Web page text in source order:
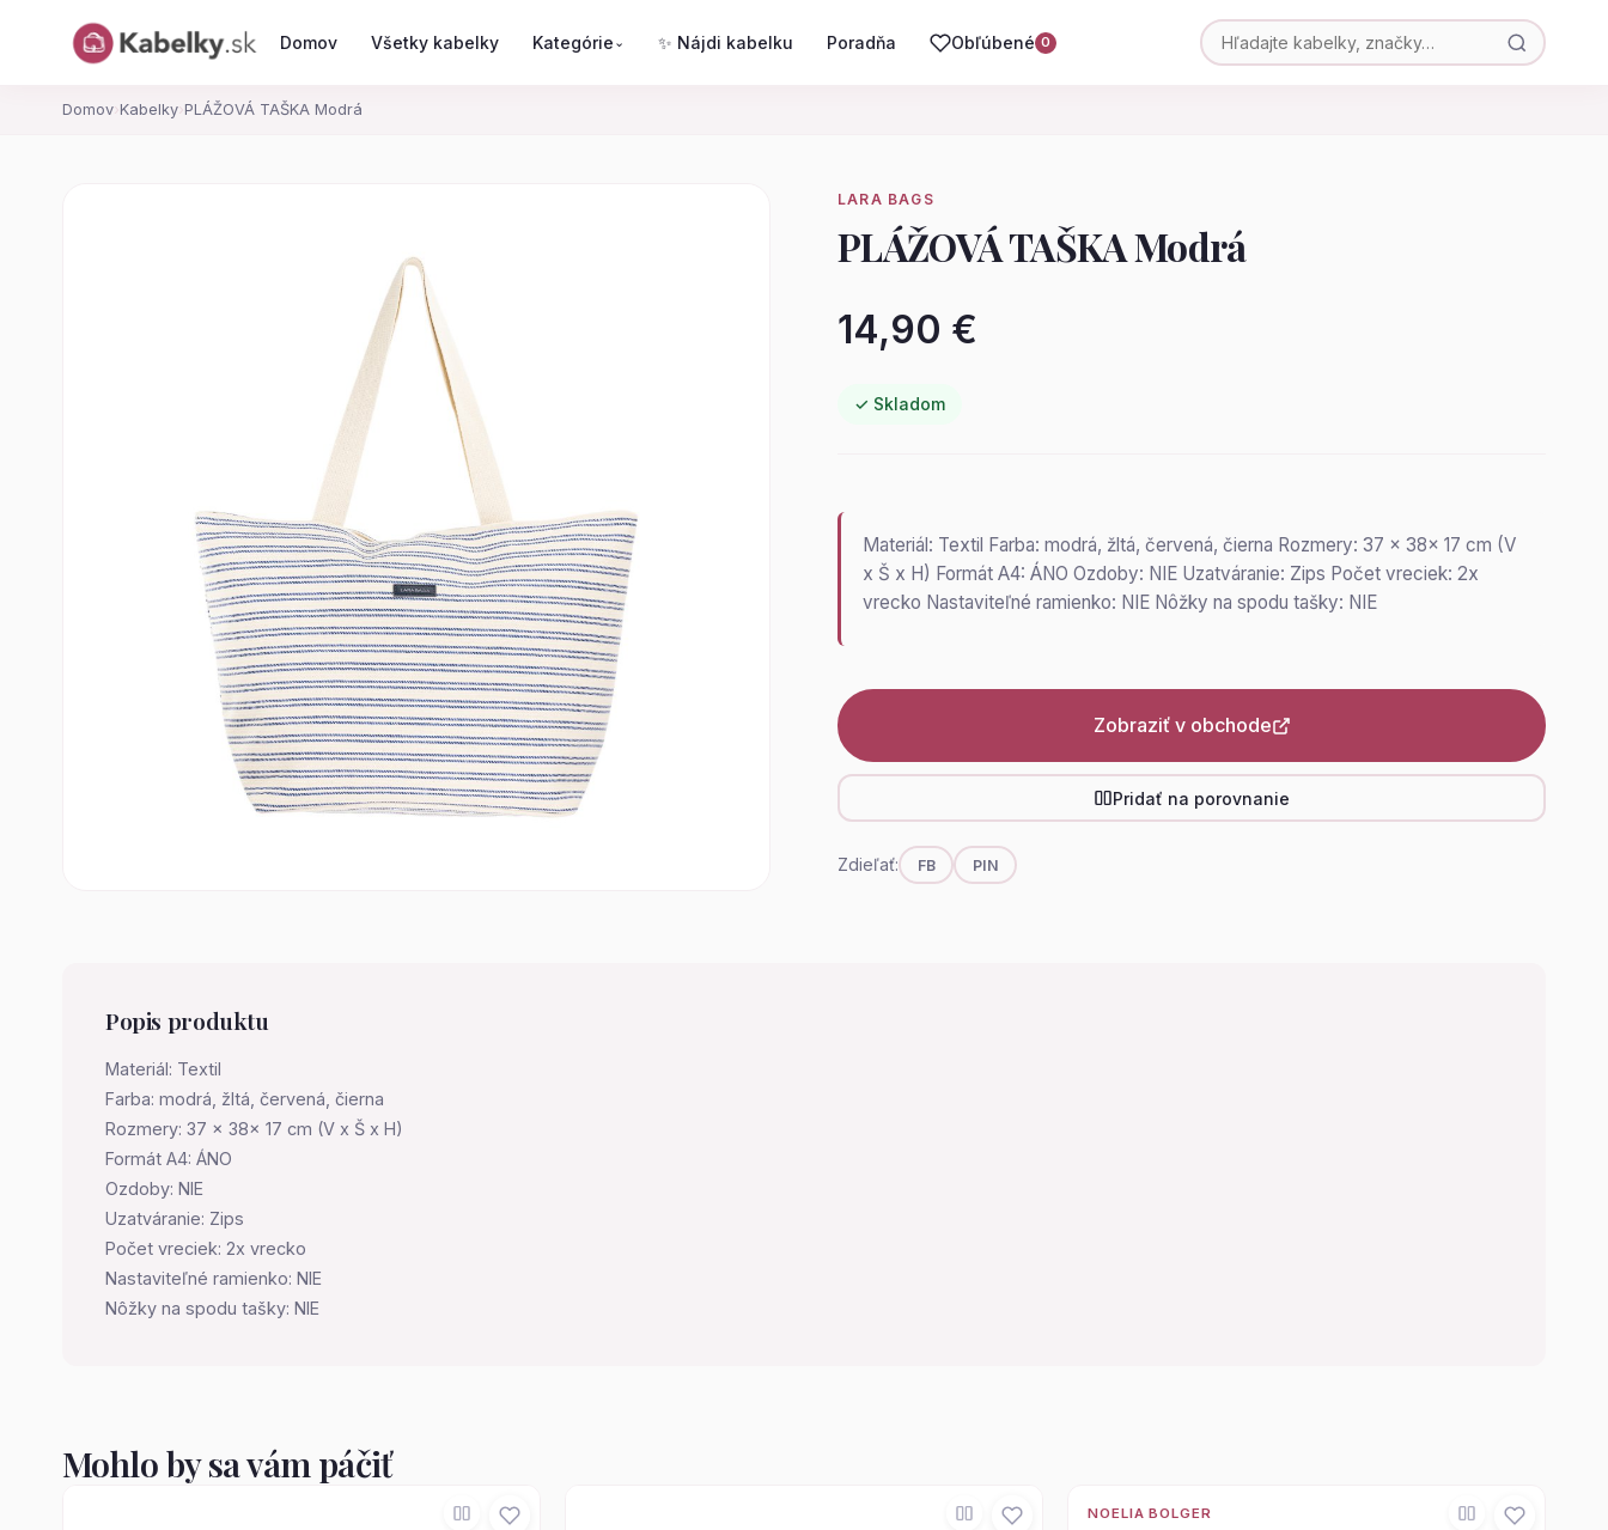
Domov Všetky kabelky Kategórie ⌄ ✨ Nájdi kabelku Poradňa Obľúbené 0
Domov› Kabelky› PLÁŽOVÁ TAŠKA Modrá
LARA BAGS
PLÁŽOVÁ TAŠKA Modrá
14,90 €
✓ Skladom
Materiál: Textil Farba: modrá, žltá, červená, čierna Rozmery: 37 x 38x 17 cm (V
x Š x H) Formát A4: ÁNO Ozdoby: NIE Uzatváranie: Zips Počet vreciek: 2x
vrecko Nastaviteľné ramienko: NIE Nôžky na spodu tašky: NIE
Zobraziť v obchode
Pridať na porovnanie
Zdieľať: FB PIN
Popis produktu
Materiál: Textil
Farba: modrá, žltá, červená, čierna
Rozmery: 37 x 38x 17 cm (V x Š x H)
Formát A4: ÁNO
Ozdoby: NIE
Uzatváranie: Zips
Počet vreciek: 2x vrecko
Nastaviteľné ramienko: NIE
Nôžky na spodu tašky: NIE
Mohlo by sa vám páčiť
NOELIA BOLGER